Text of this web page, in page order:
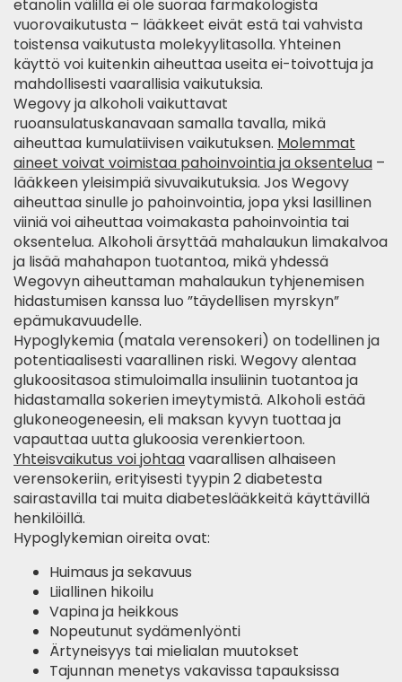
etanolin välillä ei ole suoraa farmakologista
vuorovaikutusta – lääkkeet eivät estä tai vahvista
toistensa vaikutusta molekyylitasolla. Yhteinen
käyttö voi kuitenkin aiheuttaa useita ei-toivottuja ja
mahdollisesti vaarallisia vaikutuksia.
Wegovy ja alkoholi vaikuttavat
ruoansulatuskanavaan samalla tavalla, mikä
aiheuttaa kumulatiivisen vaikutuksen. Molemmat
aineet voivat voimistaa pahoinvointia ja oksentelua –
lääkkeen yleisimpiä sivuvaikutuksia. Jos Wegovy
aiheuttaa sinulle jo pahoinvointia, jopa yksi lasillinen
viiniä voi aiheuttaa voimakasta pahoinvointia tai
oksentelua. Alkoholi ärsyttää mahalaukun limakalvoa
ja lisää mahahapon tuotantoa, mikä yhdessä
Wegovyn aiheuttaman mahalaukun tyhjenemisen
hidastumisen kanssa luo ”täydellisen myrskyn”
epämukavuudelle.
Hypoglykemia (matala verensokeri) on todellinen ja
potentiaalisesti vaarallinen riski. Wegovy alentaa
glukoositasoa stimuloimalla insuliinin tuotantoa ja
hidastamalla sokerien imeytymistä. Alkoholi estää
glukoneogeneesin, eli maksan kyvyn tuottaa ja
vapauttaa uutta glukoosia verenkiertoon.
Yhteisvaikutus voi johtaavaarallisen alhaiseen
verensokeriin, erityisesti tyypin 2 diabetesta
sairastavilla tai muita diabeteslääkkeitä käyttävillä
henkilöillä.
Hypoglykemian oireita ovat:
Huimaus ja sekavuus
Liiallinen hikoilu
Vapina ja heikkous
Nopeutunut sydämenlyönti
Ärtyneisyys tai mielialan muutokset
Tajunnan menetys vakavissa tapauksissa